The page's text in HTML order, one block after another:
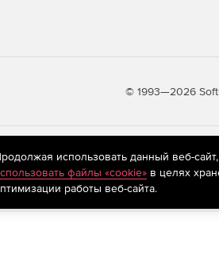
© 1993—2026
store.softline.ru применяются
относящихся к
использовать данный веб-
файлы «cookie»в целях
работы веб-сайта.